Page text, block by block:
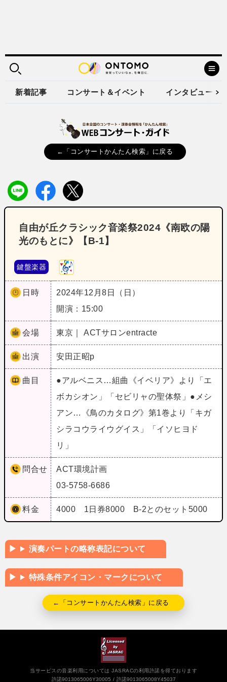
新着記事 コンサート＆イベント インタビュー
←「コンサートかんたん検索」に戻る
自由が丘クラシック音楽祭2024《南欧の陽
光のもとに》【B‐1】
鍵盤楽器
日時
2024年12月8日（日）
開演：15:00
会場 東京｜ ACTサロンentracte
出演 安田正昭p
曲目
●アルベニス…組曲《イベリア》より「エ
ボカシオン」「セビリャの聖体祭」●メシ
アン…《鳥のカタログ》第1巻より「キガ
シラコウライウグイス」「イソヒヨド
リ」
問合せ
ACT環境計画
03-5758-6686
料金 4000 1日券8000 B‐2とのセット5000
演奏パートの略称表記について
特殊条件アイコン・マークについて
←「コンサートかんたん検索」に戻る
当サービスの音楽利用については JASRACの利用許諾を得ております
許諾9013065006Y30005
許諾9013065008Y45037